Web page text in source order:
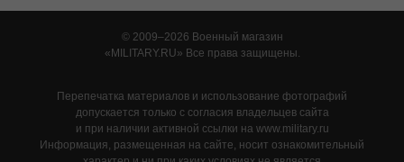
© 2009–2026 Военный магазин
MILITARY.RU
Все права защищены.
Перепечатка материалов и использование фотографий
допускается только с согласия владельцев сайта
и при наличии активной ссылки на www.military.ru
Информация, размещенная на сайте, носит ознакомительный